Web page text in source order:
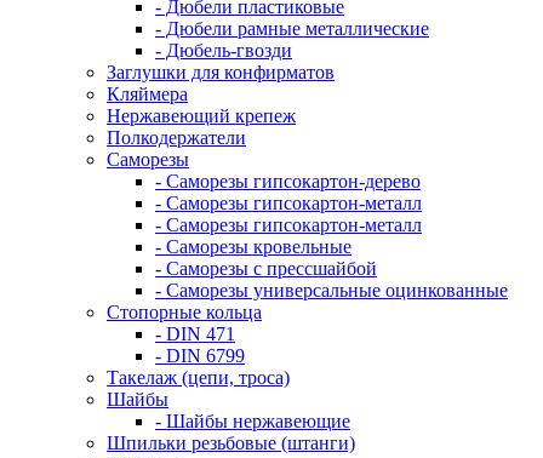
- Дюбели пластиковые
- Дюбели рамные металлические
- Дюбель-гвозди
Заглушки для конфирматов
Кляймера
Нержавеющий крепеж
Полкодержатели
Саморезы
- Саморезы гипсокартон-дерево
- Саморезы гипсокартон-металл
- Саморезы гипсокартон-металл
- Саморезы кровельные
- Саморезы с прессшайбой
- Саморезы универсальные оцинкованные
Стопорные кольца
- DIN 471
- DIN 6799
Такелаж (цепи, троса)
Шайбы
- Шайбы нержавеющие
Шпильки резьбовые (штанги)